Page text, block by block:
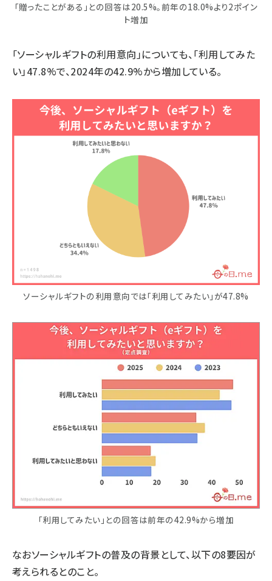
「贈ったことがある」との回答は20.5%。前年の18.0%より2ポイン
ト増加
「ソーシャルギフトの利用意向」についても、「利用してみた
い」47.8%で、2024年の42.9%から増加している。
ソーシャルギフトの利用意向では「利用してみたい」が47.8%
「利用してみたい」との回答は前年の42.9%から増加
なおソーシャルギフトの普及の背景として、以下の8要因が
考えられるとのこと。